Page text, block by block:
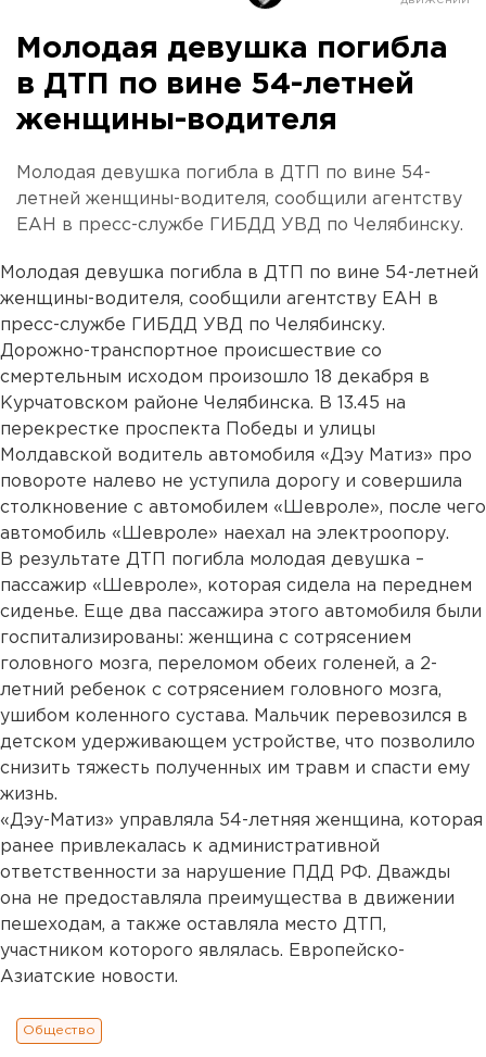
Молодая девушка погибла
в ДТП по вине 54-летней
женщины-водителя
Молодая девушка погибла в ДТП по вине 54-
летней женщины-водителя, сообщили агентству
ЕАН в пресс-службе ГИБДД УВД по Челябинску.
Молодая девушка погибла в ДТП по вине 54-летней
женщины-водителя, сообщили агентству ЕАН в
пресс-службе ГИБДД УВД по Челябинску.
Дорожно-транспортное происшествие со
смертельным исходом произошло 18 декабря в
Курчатовском районе Челябинска. В 13.45 на
перекрестке проспекта Победы и улицы
Молдавской водитель автомобиля «Дэу Матиз» про
повороте налево не уступила дорогу и совершила
столкновение с автомобилем «Шевроле», после чего
автомобиль «Шевроле» наехал на электроопору.
В результате ДТП погибла молодая девушка –
пассажир «Шевроле», которая сидела на переднем
сиденье. Еще два пассажира этого автомобиля были
госпитализированы: женщина с сотрясением
головного мозга, переломом обеих голеней, а 2-
летний ребенок с сотрясением головного мозга,
ушибом коленного сустава. Мальчик перевозился в
детском удерживающем устройстве, что позволило
снизить тяжесть полученных им травм и спасти ему
жизнь.
«Дэу-Матиз» управляла 54-летняя женщина, которая
ранее привлекалась к административной
ответственности за нарушение ПДД РФ. Дважды
она не предоставляла преимущества в движении
пешеходам, а также оставляла место ДТП,
участником которого являлась. Европейско-
Азиатские новости.
Общество